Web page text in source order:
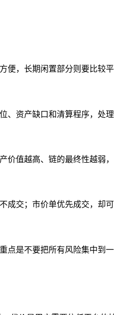
，长期闲置部分则要比较
、资产缺口和清算程序，处理
值越高、链的最终性越弱
交；市价单优先成交，却
是不要把所有风险集中到